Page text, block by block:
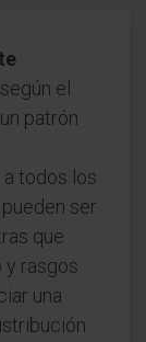
el
patrón
todos los
ser
que
y rasgos
una